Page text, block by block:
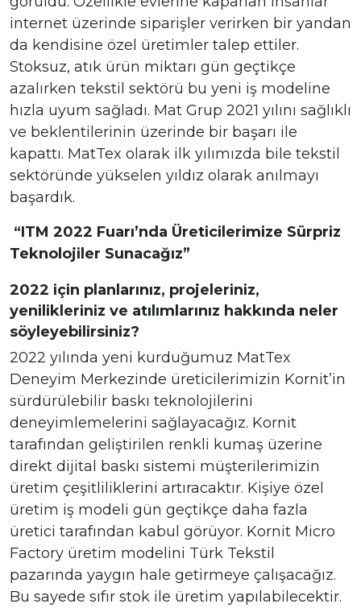
internet üzerinde siparişler verirken bir yandan
da kendisine özel üretimler talep ettiler.
Stoksuz, atık ürün miktarı gün geçtikçe
azalırken tekstil sektörü bu yeni iş modeline
hızla uyum sağladı. Mat Grup 2021 yılını sağlıklı
ve beklentilerinin üzerinde bir başarı ile
kapattı. MatTex olarak ilk yılımızda bile tekstil
sektöründe yükselen yıldız olarak anılmayı
başardık.
“ITM 2022 Fuarı’nda Üreticilerimize Sürpriz
Teknolojiler Sunacağız”
2022 için planlarınız, projeleriniz,
yenilikleriniz ve atılımlarınız hakkında neler
söyleyebilirsiniz?
2022 yılında yeni kurduğumuz MatTex
Deneyim Merkezinde üreticilerimizin Kornit’in
sürdürülebilir baskı teknolojilerini
deneyimlemelerini sağlayacağız. Kornit
tarafından geliştirilen renkli kumaş üzerine
direkt dijital baskı sistemi müşterilerimizin
üretim çeşitliliklerini artıracaktır. Kişiye özel
üretim iş modeli gün geçtikçe daha fazla
üretici tarafından kabul görüyor. Kornit Micro
Factory üretim modelini Türk Tekstil
pazarında yaygın hale getirmeye çalışacağız.
Bu sayede sıfır stok ile üretim yapılabilecektir.